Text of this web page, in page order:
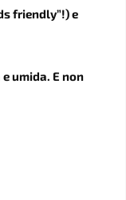
friendly”!) e
umida. E non